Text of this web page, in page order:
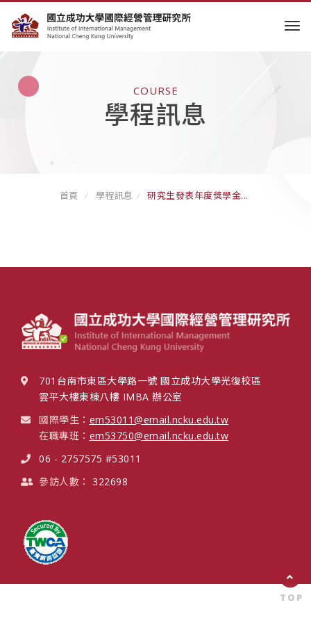
COURSE
學程訊息
首頁 學程訊息 研究生發表年度獎學金...
701台南市東區大學路一號 國立成功大學光復校區
雲平大樓東棟八樓 IMBA 辦公室
國際學生： em53011@email.ncku.edu.tw
在職專班： em53750@email.ncku.edu.tw
06 - 2757575 #53011
參訪人數： 322698
TOP
TOP